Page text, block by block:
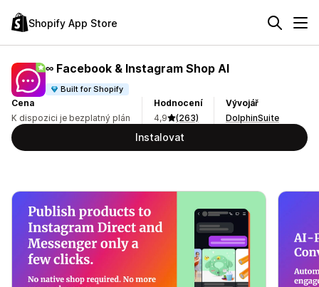
Shopify App Store
∞ Facebook & Instagram Shop AI
Built for Shopify
Cena
K dispozici je bezplatný plán
Hodnocení
4,9
(263)
Vývojář
DolphinSuite
Instalovat